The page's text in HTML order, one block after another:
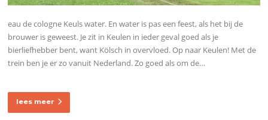
eau de cologne Keuls water. En water is pas een feest, als het bij de
brouwer is geweest. Je zit in Keulen in ieder geval goed als je
bierliefhebber bent, want Kölsch in overvloed. Op naar Keulen! Met de
trein ben je er zo vanuit Nederland. Zo goed als om de…
lees meer